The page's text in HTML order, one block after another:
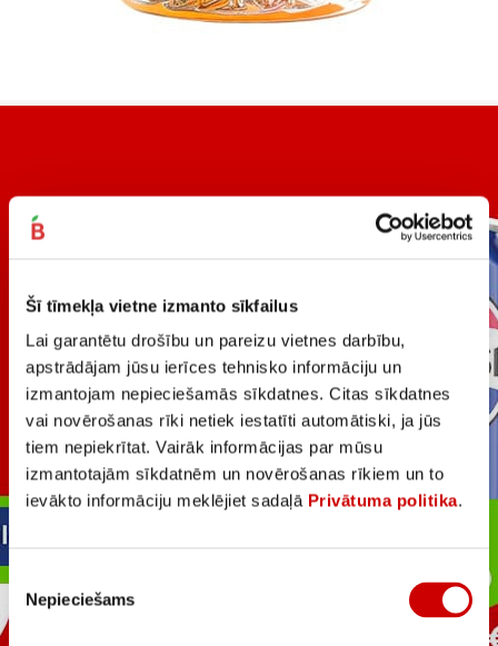
Šī tīmekļa vietne izmanto sīkfailus
Lai garantētu drošību un pareizu vietnes darbību,
apstrādājam jūsu ierīces tehnisko informāciju un
izmantojam nepieciešamās sīkdatnes. Citas sīkdatnes
vai novērošanas rīki netiek iestatīti automātiski, ja jūs
tiem nepiekrītat. Vairāk informācijas par mūsu
izmantotajām sīkdatnēm un novērošanas rīkiem un to
ievākto informāciju meklējiet sadaļā Privātuma politika.
Piekrišanas
izvēle
Nepieciešams